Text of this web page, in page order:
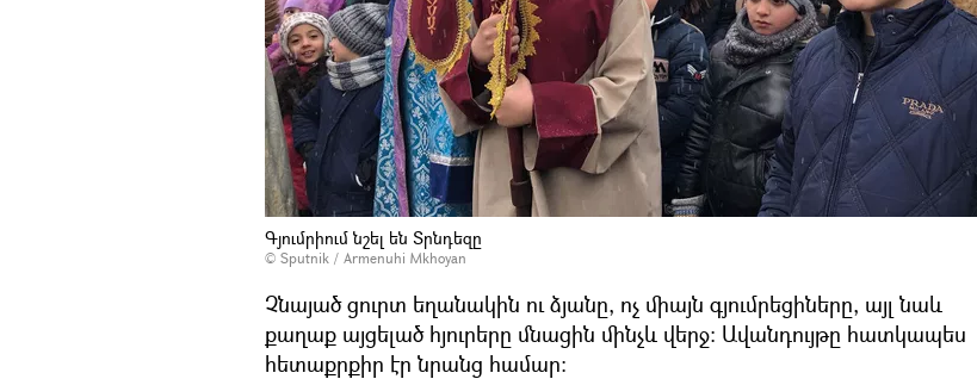
Գյումրիում նշել են Տրնդեզը
© Sputnik / Armenuhi Mkhoyan
Չնայած ցուրտ եղանակին ու ձյանը, ոչ միայն գյումրեցիները, այլ նաև
քաղաք այցելած հյուրերը մնացին մինչև վերջ: Ավանդույթը հատկապես
հետաքրքիր էր նրանց համար: